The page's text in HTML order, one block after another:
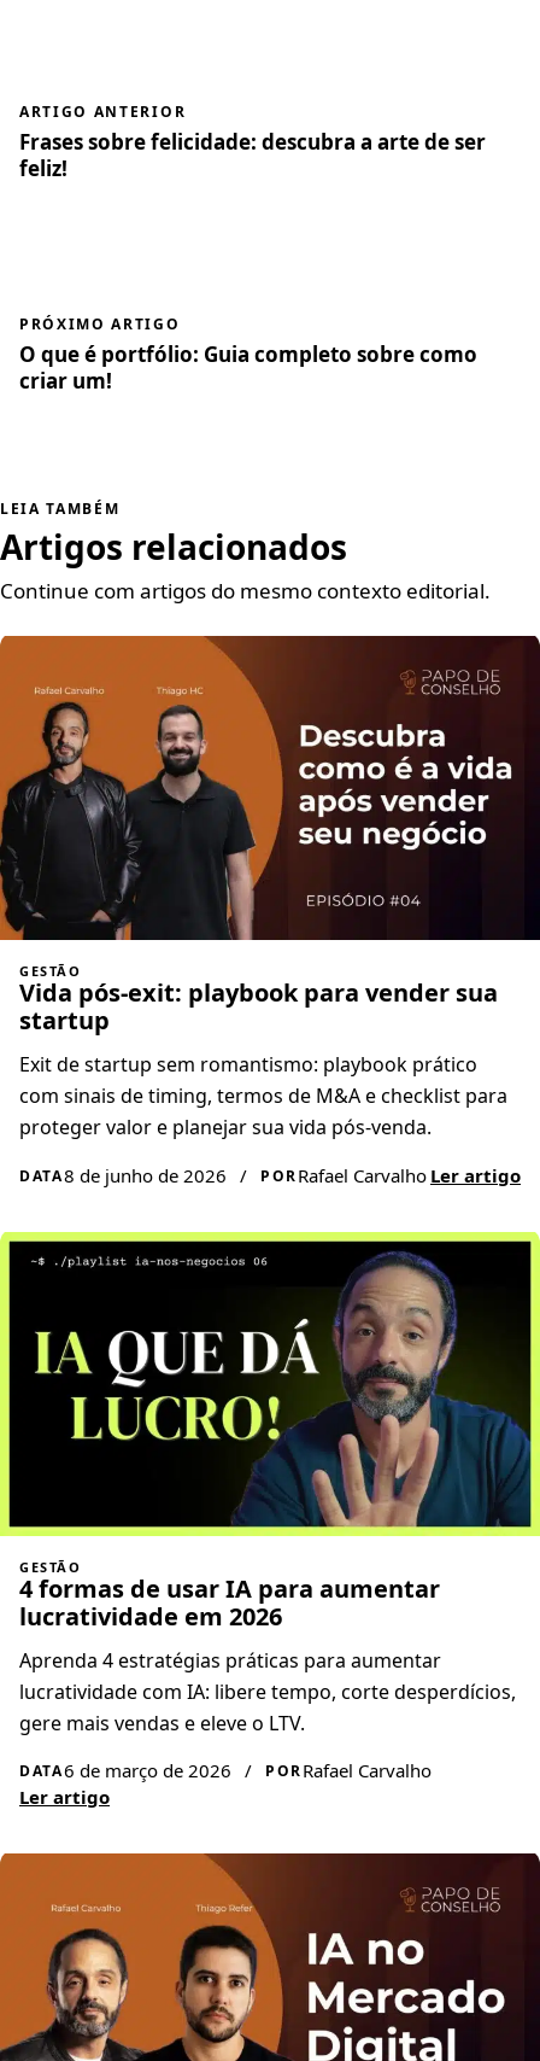
ARTIGO ANTERIOR
Frases sobre felicidade: descubra a arte de ser
feliz!
PRÓXIMO ARTIGO
O que é portfólio: Guia completo sobre como
criar um!
LEIA TAMBÉM
Artigos relacionados
Continue com artigos do mesmo contexto editorial.
GESTÃO
Vida pós-exit: playbook para vender sua
startup
Exit de startup sem romantismo: playbook prático
com sinais de timing, termos de M&A e checklist para
proteger valor e planejar sua vida pós-venda.
DATA8 de junho de 2026 / PORRafael Carvalho Ler artigo
GESTÃO
4 formas de usar IA para aumentar
lucratividade em 2026
Aprenda 4 estratégias práticas para aumentar
lucratividade com IA: libere tempo, corte desperdícios,
gere mais vendas e eleve o LTV.
DATA6 de março de 2026 / PORRafael Carvalho
Ler artigo